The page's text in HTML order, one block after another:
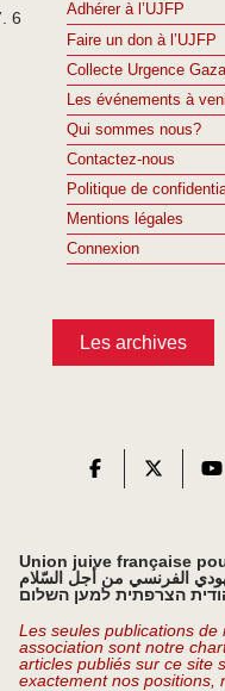
6
Adhérer à l’UJFP
Faire un don à l’UJFP
Collecte Urgence Gaza
Les événements à
Qui sommes nous?
Contactez-nous
Politique de
Mentions légales
Connexion
Les archives
Union juive française
الفرنسي من أجل السّلام
הצרפתית למען השלום
Les seules publications
association sont notre
articles publiés sur ce site
exactement nos positions,